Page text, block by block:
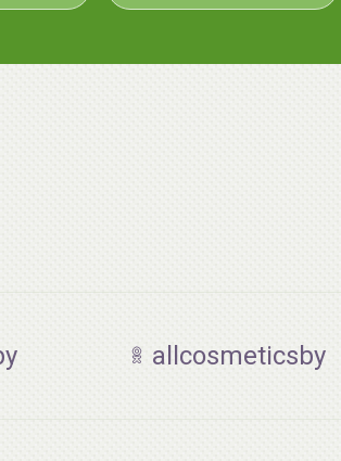
allcosmeticsby